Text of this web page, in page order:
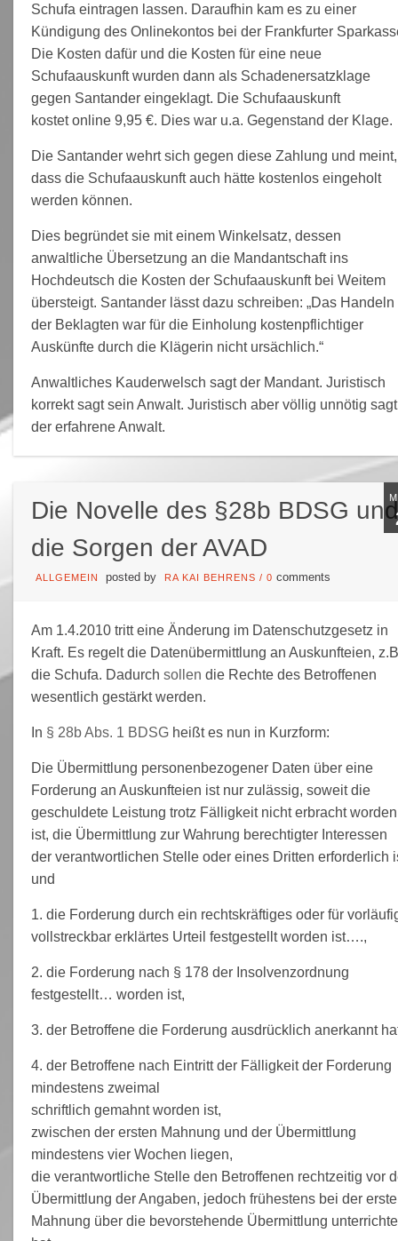
Schufa eintragen lassen. Daraufhin kam es zu einer
Kündigung des Onlinekontos bei der Frankfurter
Die Kosten dafür und die Kosten für eine neue
Schufaauskunft wurden dann als Schadenersatzklage
gegen Santander eingeklagt. Die Schufaauskunft
kostet online 9,95 €. Dies war u.a. Gegenstand der Klage.
Die Santander wehrt sich gegen diese Zahlung und meint,
dass die Schufaauskunft auch hätte kostenlos eingeholt
werden können.
Dies begründet sie mit einem Winkelsatz, dessen
anwaltliche Übersetzung an die Mandantschaft ins
Hochdeutsch die Kosten der Schufaauskunft bei Weitem
übersteigt. Santander lässt dazu schreiben: „Das Handeln
der Beklagten war für die Einholung kostenpflichtiger
Auskünfte durch die Klägerin nicht ursächlich.“
Anwaltliches Kauderwelsch sagt der Mandant. Juristisch
korrekt sagt sein Anwalt. Juristisch aber völlig unnötig sagt
der erfahrene Anwalt.
Die Novelle des §28b BDSG und
die Sorgen der AVAD
ALLGEMEIN posted by RA KAI BEHRENS / 0 comments
Am 1.4.2010 tritt eine Änderung im Datenschutzgesetz in
Kraft. Es regelt die Datenübermittlung an Auskunfteien,
die Schufa. Dadurch sollen die Rechte des Betroffenen
wesentlich gestärkt werden.
In § 28b Abs. 1 BDSGheißt es nun in Kurzform:
Die Übermittlung personenbezogener Daten über eine
Forderung an Auskunfteien ist nur zulässig, soweit die
geschuldete Leistung trotz Fälligkeit nicht erbracht worden
ist, die Übermittlung zur Wahrung berechtigter Interessen
der verantwortlichen Stelle oder eines Dritten erforderlich
und
1. die Forderung durch ein rechtskräftiges oder für
vollstreckbar erklärtes Urteil festgestellt worden ist….,
2. die Forderung nach § 178 der Insolvenzordnung
festgestellt… worden ist,
3. der Betroffene die Forderung ausdrücklich anerkannt
4. der Betroffene nach Eintritt der Fälligkeit der Forderung
mindestens zweimal
schriftlich gemahnt worden ist,
zwischen der ersten Mahnung und der Übermittlung
mindestens vier Wochen liegen,
die verantwortliche Stelle den Betroffenen rechtzeitig vor
Übermittlung der Angaben, jedoch frühestens bei der
Mahnung über die bevorstehende Übermittlung